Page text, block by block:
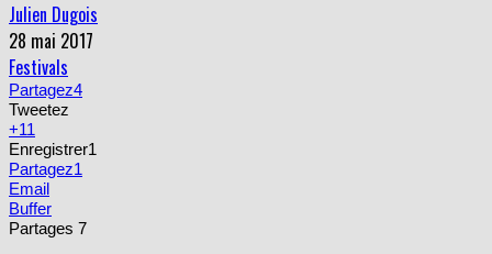
Julien Dugois
28 mai 2017
Festivals
Partagez4
Tweetez
+11
Enregistrer1
Partagez1
Email
Buffer
Partages 7